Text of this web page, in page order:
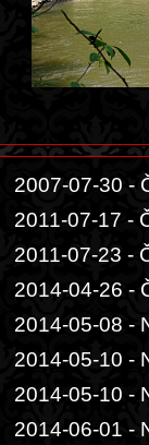
2007-07-30 -
2011-07-17 -
2011-07-23 -
2014-04-26 -
2014-05-08 -
2014-05-10 -
2014-05-10 -
2014-06-01 -